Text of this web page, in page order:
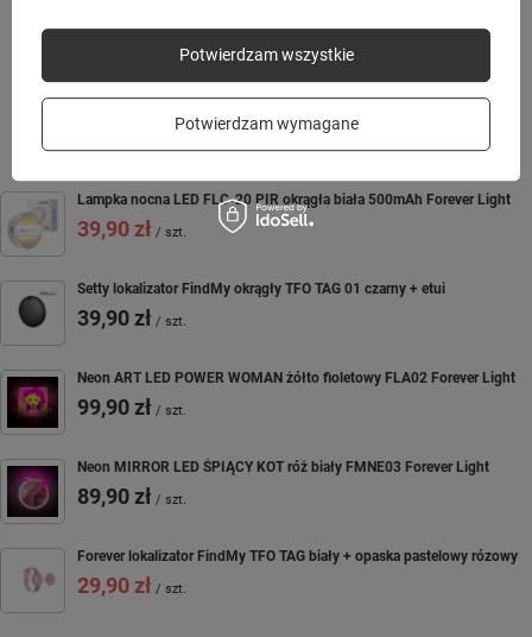
MOŻE CIĘ ZAINTERESOWAĆ
Lampka nocna LED FLC-20 PIR okrągła biała 500mAh Forever Light
39,90 zł / szt.
Setty lokalizator FindMy okrągły TFO TAG 01 czarny + etui
39,90 zł / szt.
Neon ART LED POWER WOMAN żółto fioletowy FLA02 Forever Light
99,90 zł / szt.
Neon MIRROR LED ŚPIĄCY KOT róż biały FMNE03 Forever Light
89,90 zł / szt.
Forever lokalizator FindMy TFO TAG biały + opaska pastelowy rózowy
29,90 zł / szt.
Potwierdzam wymagane
Potwierdzam wszystkie